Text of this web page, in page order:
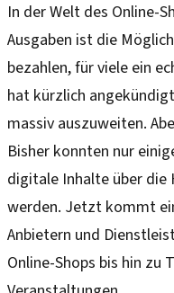
In der Welt des Online-
Ausgaben ist die
bezahlen, für viele ein
hat kürzlich
massiv auszuweiten.
Bisher konnten nur
digitale Inhalte über die
werden. Jetzt kommt
Anbietern und
Online-Shops bis hin zu